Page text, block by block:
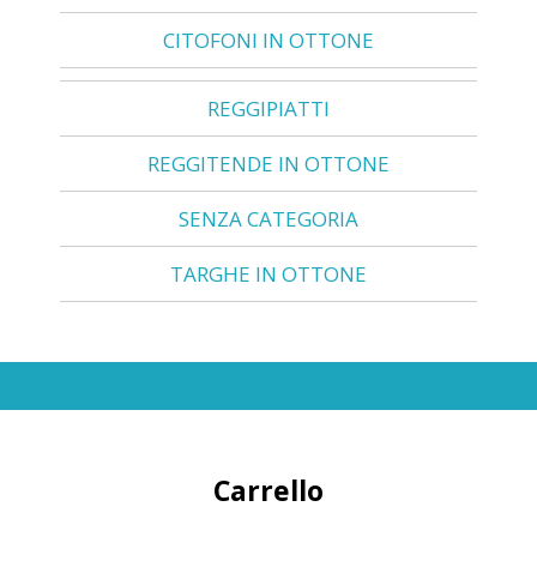
CITOFONI IN OTTONE
REGGIPIATTI
REGGITENDE IN OTTONE
SENZA CATEGORIA
TARGHE IN OTTONE
Carrello